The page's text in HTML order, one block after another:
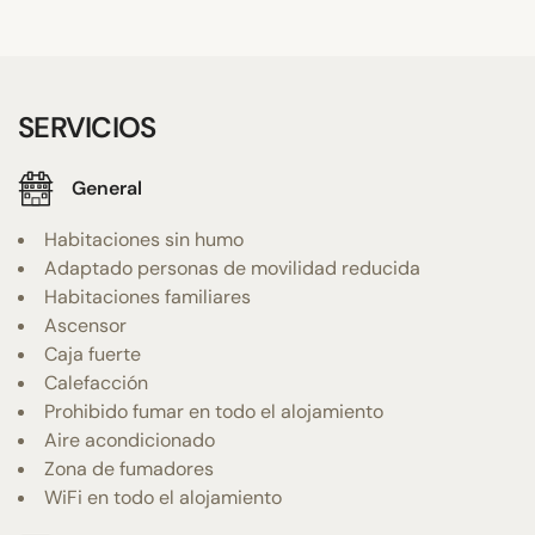
SERVICIOS
General
Habitaciones sin humo
Adaptado personas de movilidad reducida
Habitaciones familiares
Ascensor
Caja fuerte
Calefacción
Prohibido fumar en todo el alojamiento
Aire acondicionado
Zona de fumadores
WiFi en todo el alojamiento